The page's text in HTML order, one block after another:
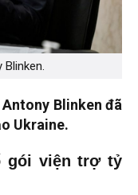
Blinken đã
Ukraine.
gói viện trợ tỷ